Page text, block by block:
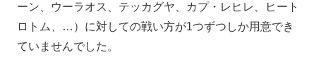
ーン、ウーラオス、テッカグヤ、カプ・レヒレ、ヒート
ロトム、…）に対しての戦い方が1つずつしか用意でき
ていませんでした。